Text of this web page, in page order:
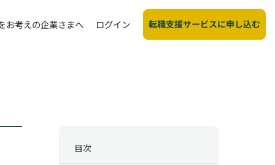
お考えの企業さまへ ログイン 転職支援サービスに申し込む
目次